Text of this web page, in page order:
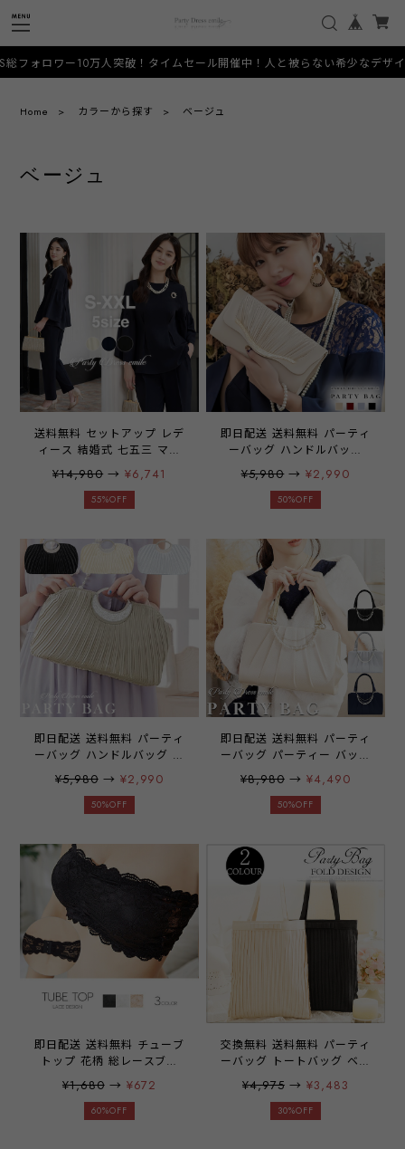
ロワー10万人突破！タイムセール開催中！人と被らない希少なデザイン
Home カラーから探す ベージュ
ベージュ
送料無料 セットアップ レデ
ィース 結婚式 七五三 ママ
ニースーツ ティアード カジ
ュアル パンツドレス 大きい
ゃれ コーデ 入学式 卒業式
パーティー ネイビー アプリ
コット ブラック emile0395
¥14,980 →¥6,741
55%OFF
即日配送 送料無料 パーティ
ーバッグ ハンドルバッグ
ルダーバッグ バッグ バック
大きめ クラッチ ミニ財布
ディース 結婚式 二次会 披
露宴 謝恩会 1.5次会 発表会
入学式 卒業式 入園式 卒園
式 冠婚葬祭 フォーマル サ
テン パーティーアイテム 20
代 30代 40代 emile0229
¥5,980→¥2,990
50%OFF
即日配送 送料無料 パーティ
ーバッグ ハンドルバッグ ク
ラッチバッグ バッグ バック
大きめ クラッチ ミニ財布
化粧小物 ご祝儀袋 スマホ
式 冠婚葬祭 フォーマル サ
テン パーティーアイテム
emile0104
¥5,980→ ¥2,990
50%OFF
即日配送 送料無料 パーティ
ーバッグ パーティー バッグ
パールチェーン ハンドバッ
グ サテン フォマール 二次
会 謝恩会 お呼ばれ 上品 エ
emile0217
¥8,980→ ¥4,490
50%OFF
即日配送 送料無料 チューブ
トップ 花柄 総レースブラ
レース カップ付き シンプル
ベアトップ オフショルダー
オフショル ストレッチ ノン
¥1,680→ ¥672
60%OFF
交換無料 送料無料 パーティ
ーバッグ トートバッグ ベー
ジュ ブラック レディース
結婚式 披露宴 二次会 お呼
ばれ 入学式 卒業式 フォー
¥4,975→ ¥3,483
30%OFF